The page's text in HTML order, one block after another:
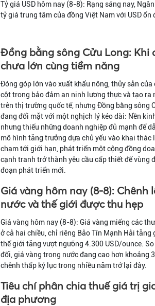
Tỷ giá USD hôm nay (8-8): Rạng sáng nay,
tỷ giá trung tâm của đồng Việt Nam với USD ổn
Đồng bằng sông Cửu Long: Khi
chưa lớn cùng tiềm năng
Đóng góp lớn vào xuất khẩu nông, thủy sản
cột trong bảo đảm an ninh lương thực và tạo ra
trên thị trường quốc tế, nhưng Đồng bằng sông
đang đối mặt với một nghịch lý kéo dài: Nền
nhưng thiếu những doanh nghiệp đủ mạnh để
mô hình tăng trưởng dựa chủ yếu vào khai thác
chạm tới giới hạn, phát triển một cộng đồng
cạnh tranh trở thành yêu cầu cấp thiết để vùng
đoạn phát triển mới.
Giá vàng hôm nay (8-8): Chênh
nước và thế giới được thu hẹp
Giá vàng hôm nay (8-8): Giá vàng miếng các
ở cả hai chiều, chỉ riêng Bảo Tín Mạnh Hải tăng
thế giới tăng vượt ngưỡng 4.300 USD/ounce.
đổi, giá vàng trong nước đang cao hơn khoảng
chênh thấp kỷ lục trong nhiều năm trở lại đây.
Tiêu chí phân chia thuế giá trị
địa phương